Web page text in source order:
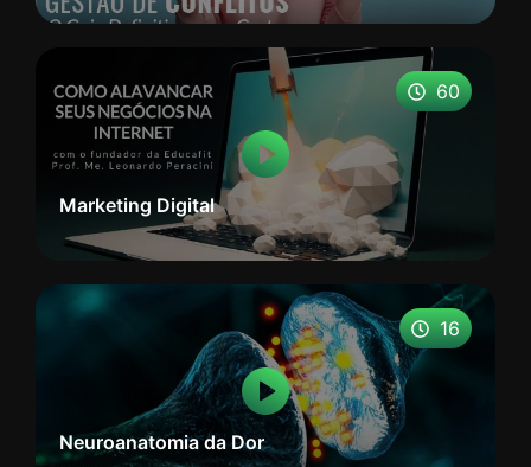
60
Marketing Digital
16
Neuroanatomia da Dor